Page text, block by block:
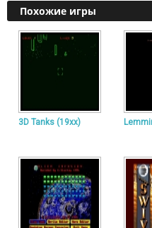
Похожие игры
3D Tanks (19xx)